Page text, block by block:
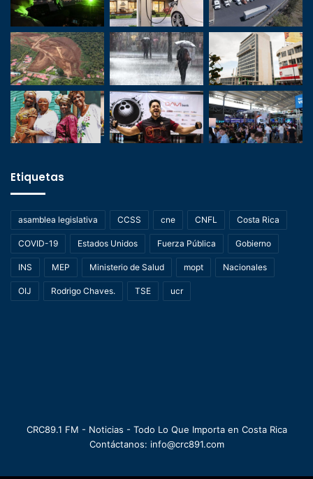
Etiquetas
asamblea legislativa CCSS cne CNFL Costa Rica
COVID-19 Estados Unidos Fuerza Pública Gobierno
INS MEP Ministerio de Salud mopt Nacionales
OIJ Rodrigo Chaves. TSE ucr
CRC89.1 FM - Noticias - Todo Lo Que Importa en Costa Rica
Contáctanos: info@crc891.com